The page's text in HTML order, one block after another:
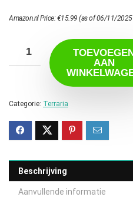
Amazon.nl Price:€15.99 (as of 06/11/2025
AAN
Categorie: Terraria
Beschrijving
Aanvullende informatie